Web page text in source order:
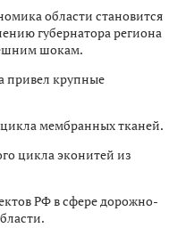
области становится
губернатора региона
шокам.
привел крупные
мембранных тканей.
цикла эконитей из
РФ в сфере дорожно-